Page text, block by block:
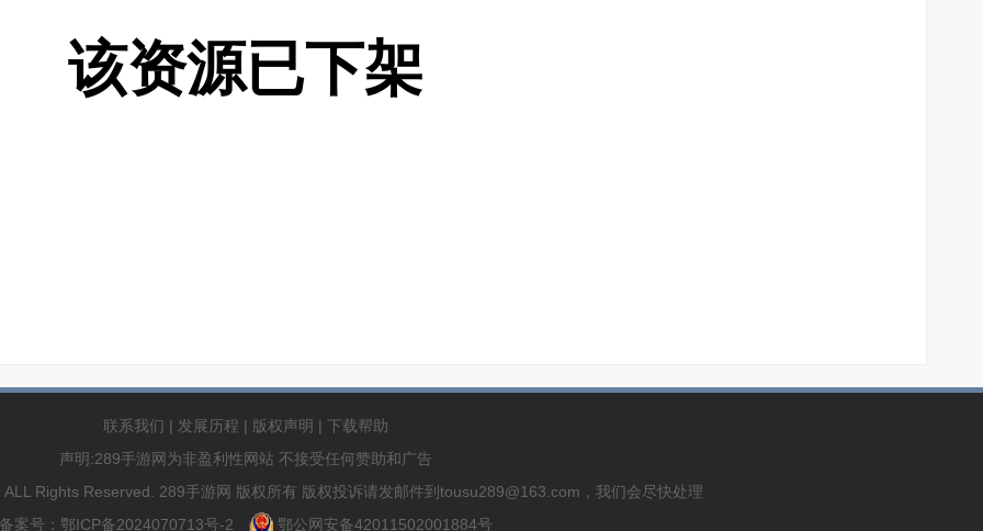
该资源已下架
联系我们 | 发展历程 | 版权声明 | 下载帮助
声明:289手游网为非盈利性网站 不接受任何赞助和广告
Rights Reserved. 289手游网 版权所有 版权投诉请发邮件到tousu289@163.com，我们会尽快处理
备案号：鄂ICP备2024070713号-2
鄂公网安备42011502001884号